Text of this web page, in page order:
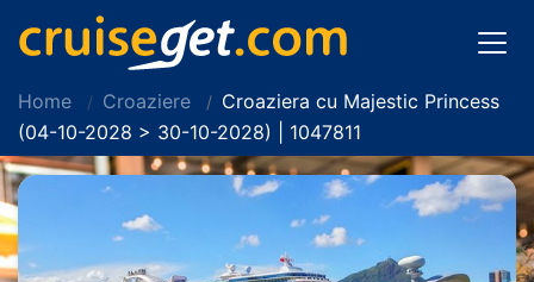
Home Croaziere
Croaziera cu Majestic Princess
(04-10-2028 > 30-10-2028) | 1047811